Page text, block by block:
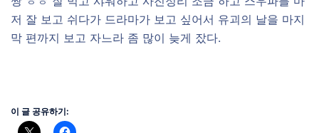
저 잘 보고 쉬다가 드라마가 보고 싶어서 유괴의 날을 마지
막 편까지 보고 자느라 좀 많이 늦게 잤다.
이 글 공유하기: